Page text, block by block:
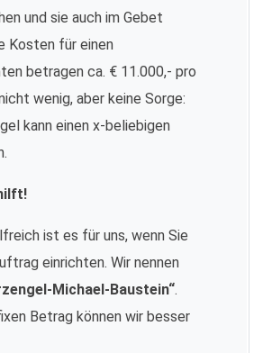
und sie auch im Gebet
Kosten für einen
betragen ca. € 11.000,- pro
wenig, aber keine Sorge:
kann einen x-beliebigen
ist es für uns, wenn Sie
einrichten. Wir nennen
Michael-Baustein“.
Betrag können wir besser